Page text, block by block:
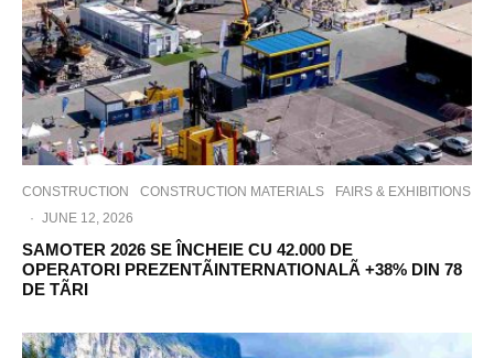
CONSTRUCTION CONSTRUCTION MATERIALS
FAIRS & EXHIBITIONS
· JUNE 12, 2026
SAMOTER 2026 SE ÎNCHEIE CU 42.000 DE
OPERATORI PREZENTÃINTERNATIONALÃ +38% DIN 78
DE TÃRI